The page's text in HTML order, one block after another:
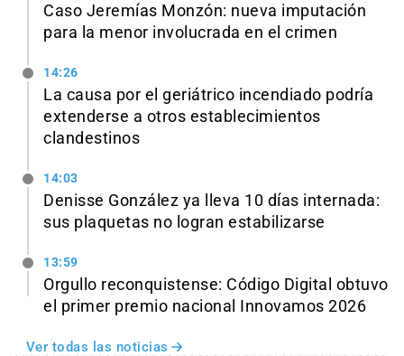
Caso Jeremías Monzón: nueva imputación
para la menor involucrada en el crimen
14:26
La causa por el geriátrico incendiado podría
extenderse a otros establecimientos
clandestinos
14:03
Denisse González ya lleva 10 días internada:
sus plaquetas no logran estabilizarse
13:59
Orgullo reconquistense: Código Digital obtuvo
el primer premio nacional Innovamos 2026
Ver todas las noticias